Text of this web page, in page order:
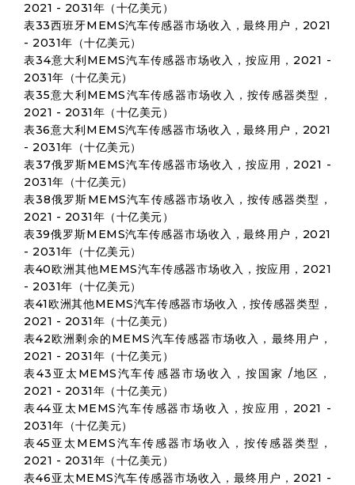
2021 - 2031年（十亿美元）
表33西班牙MEMS汽车传感器市场收入，最终用户，2021
- 2031年（十亿美元）
表34意大利MEMS汽车传感器市场收入，按应用，2021 -
2031年（十亿美元）
表35意大利MEMS汽车传感器市场收入，按传感器类型，
2021 - 2031年（十亿美元）
表36意大利MEMS汽车传感器市场收入，最终用户，2021
- 2031年（十亿美元）
表37俄罗斯MEMS汽车传感器市场收入，按应用，2021 -
2031年（十亿美元）
表38俄罗斯MEMS汽车传感器市场收入，按传感器类型，
2021 - 2031年（十亿美元）
表39俄罗斯MEMS汽车传感器市场收入，最终用户，2021
- 2031年（十亿美元）
表40欧洲其他MEMS汽车传感器市场收入，按应用，2021
- 2031年（十亿美元）
表41欧洲其他MEMS汽车传感器市场收入，按传感器类型，
2021 - 2031年（十亿美元）
表42欧洲剩余的MEMS汽车传感器市场收入，最终用户，
2021 - 2031年（十亿美元）
表43亚太MEMS汽车传感器市场收入，按国家 /地区，
2021 - 2031年（十亿美元）
表44亚太MEMS汽车传感器市场收入，按应用，2021 -
2031年（十亿美元）
表45亚太MEMS汽车传感器市场收入，按传感器类型，
2021 - 2031年（十亿美元）
表46亚太MEMS汽车传感器市场收入，最终用户，2021 -